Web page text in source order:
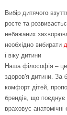
Вибір дитячого
росте та
небажаних
необхідно вибирати
і віку дитини
Наша філософія – це
здоров'я дитини. За
комфорт дітей,
брендів, що поєднує
враховує